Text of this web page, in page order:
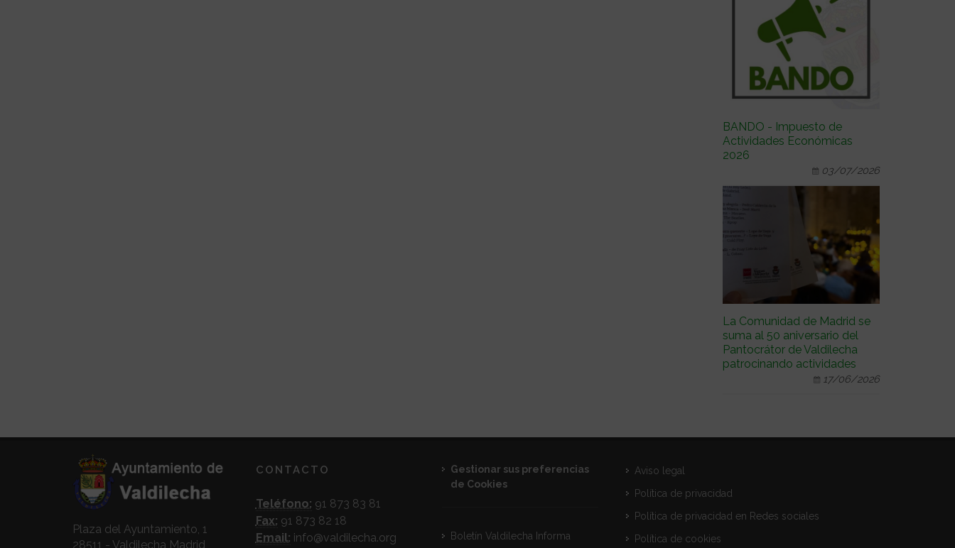
BANDO - Impuesto de
Actividades Económicas
2026
03/07/2026
La Comunidad de Madrid se
suma al 50 aniversario del
Pantocrátor de Valdilecha
patrocinando actividades
17/06/2026
Plaza del Ayuntamiento, 1
28511 - Valdilecha Madrid
CONTACTO
Teléfono: 91 873 83 81
Fax: 91 873 82 18
Email: info@valdilecha.org
Gestionar sus preferencias
de Cookies
Boletín Valdilecha Informa
Aviso legal
Política de privacidad
Política de privacidad en Redes sociales
Política de cookies